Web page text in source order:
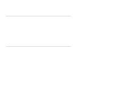
Caferağa Mah. Dr. Şakir
+90 543 345 46 00